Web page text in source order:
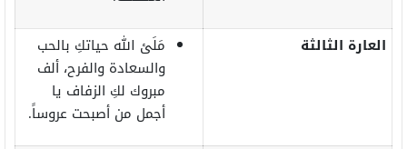
العارة الثالثة
مَلَئ الله حياتكِ بالحب
والسعادة والفرح، ألف
مبروك لكِ الزفاف يا
أجمل من أصبحت عروساً.